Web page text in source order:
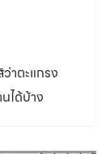
าตะแกรง
ได้บ้าง